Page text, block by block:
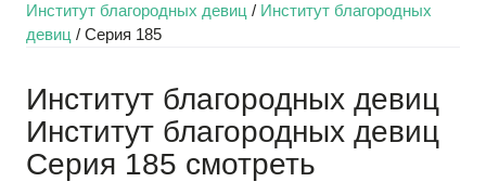
Институт благородных девиц / Институт благородных
девиц / Серия 185
Институт благородных девиц
Институт благородных девиц
Серия 185 смотреть